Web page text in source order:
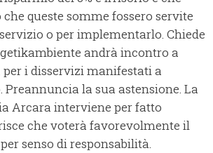
queste somme fossero servite
o per implementarlo. Chiede
andrà incontro a
i disservizi manifestati a
Preannuncia la sua astensione. La
Arcara interviene per fatto
che voterà favorevolmente il
senso di responsabilità.